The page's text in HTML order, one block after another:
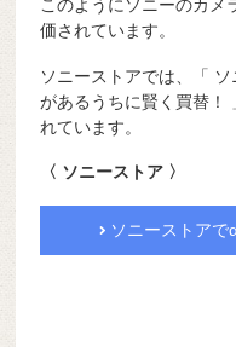
このようにソニーのカメ
価されています。
ソニーストアでは、「
があるうちに賢く買替！
れています。
〈 ソニーストア 〉
ソニーストアで